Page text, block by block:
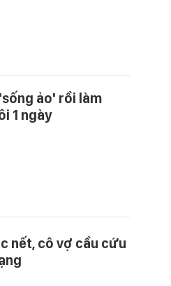
ảo' rồi làm
1 ngày
nết, cô vợ cầu cứu